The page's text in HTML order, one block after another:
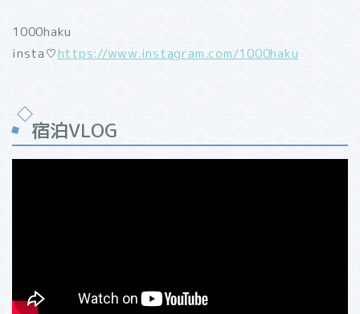
1000haku
insta♡https://www.instagram.com/1000haku
宿泊VLOG